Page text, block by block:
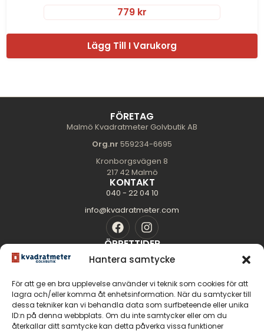
Hantera samtycke
För att ge en bra upplevelse använder vi teknik som cookies för att
lagra och/eller komma åt enhetsinformation. När du samtycker till
dessa tekniker kan vi behandla data som surfbeteende eller unika
ID:n på denna webbplats. Om du inte samtycker eller om du
återkallar ditt samtycke kan detta påverka vissa funktioner
779 kr
Lägg Till I Varukorg
FÖRETAG
Malmö Kvadratmeter Golvbutik AB
Org.nr 559234-6695
Kronborgsvägen 8
217 42 Malmö
KONTAKT
040 - 22 04 10
info@kvadratmeter.com
ÖPPETTIDER
Mån-Tors: 10.00 - 18.00
Lördag: 11.00 - 14.00
Söndag: Stängt
SIDOR
Golvguiden